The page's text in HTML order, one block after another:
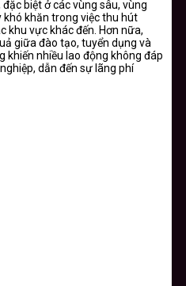
biệt ở các vùng sâu, vùng
khăn trong việc thu hút
khu vực khác đến. Hơn nữa,
giữa đào tạo, tuyển dụng và
khiến nhiều lao động không đáp
dẫn đến sự lãng phí